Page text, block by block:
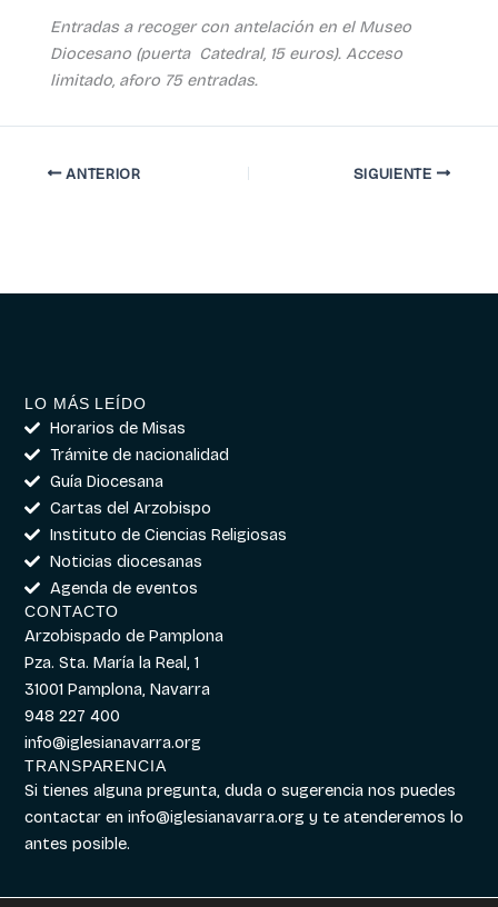
Entradas a recoger con antelación en el Museo
Diocesano (puerta Catedral, 15 euros). Acceso
limitado, aforo 75 entradas.
ANTERIOR SIGUIENTE
LO MÁS LEÍDO
Horarios de Misas
Trámite de nacionalidad
Guía Diocesana
Cartas del Arzobispo
Instituto de Ciencias Religiosas
Noticias diocesanas
Agenda de eventos
CONTACTO
Arzobispado de Pamplona
Pza. Sta. María la Real, 1
31001 Pamplona, Navarra
948 227 400
info@iglesianavarra.org
TRANSPARENCIA
Si tienes alguna pregunta, duda o sugerencia nos puedes
contactar eninfo@iglesianavarra.org y te atenderemos lo
antes posible.